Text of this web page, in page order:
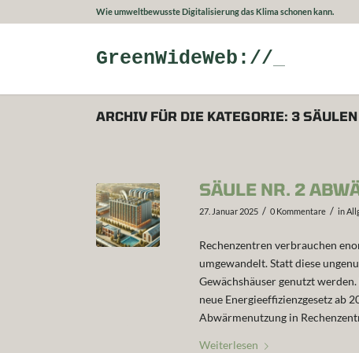
Wie umweltbewusste Digitalisierung das Klima schonen kann.
GreenWideWeb://
ARCHIV FÜR DIE KATEGORIE: 3 SÄULEN
SÄULE NR. 2
27. Januar 2025 / 0 Kommentare / in
Rechenzentren verbrauchen
umgewandelt. Statt diese
Gewächshäuser genutzt
neue Energieeffizienzgesetz ab
Abwärmenutzung in
Weiterlesen